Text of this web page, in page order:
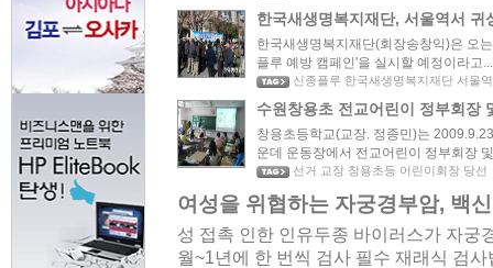
한국새생명복지재단, 서울역서
한국새생명복지재단(회장송창익)은 오
플루 예방 캠페인'을 실시할 예정이라고...
신종플루 한국새생명복지재단 서울
수원창용초 전교어린이 정부회장
창용초등학교(교장. 정종민)는
운데 운동장에서 전교어린이 정부회장
선거 교장 창용초등 어린이회장 당선
여성을 위협하는 자궁경부암, 백
성 접촉 인한 인유두종 바이러스가 자궁
월~1년에 한 번씩 검사 필수 재래식 검